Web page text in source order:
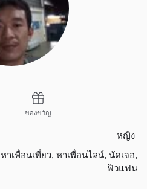
ของขวัญ
หญิง
หาเพื่อนเที่ยว, หาเพื่อนไลน์, นัดเจอ,
ฟิวแฟน